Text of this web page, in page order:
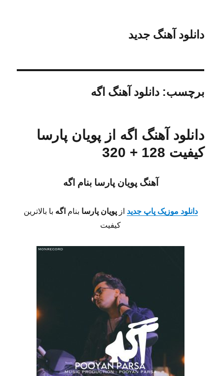
دانلود آهنگ جدید
برچسب:دانلود آهنگ اگه
دانلود آهنگ اگه از پویان پارسا
کیفیت 128 + 320
آهنگ پویان پارسا بنام اگه
دانلود موزیک پاپ جدید ازپویان پارسا بنام اگه با بالاترین
کیفیت